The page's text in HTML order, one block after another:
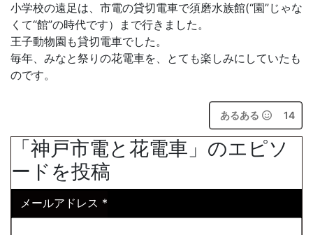
小学校の遠足は、市電の貸切電車で須磨水族館(“園”じゃな
くて“館”の時代です）まで行きました。
王子動物園も貸切電車でした。
毎年、みなと祭りの花電車を、とても楽しみにしていたも
のです。
あるある 14
「神戸市電と花電車」のエピソ
ードを投稿
メールアドレス *